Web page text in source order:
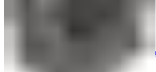
Ограничители перенапряжения